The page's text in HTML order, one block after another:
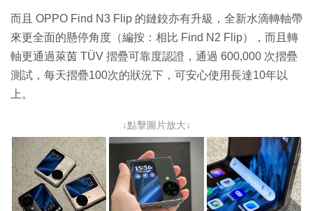
而且 OPPO Find N3 Flip 的鏈鉸亦有升級，全新水滴轉軸帶
來更全面的懸停角度（編按：相比 Find N2 Flip），而且轉
軸更通過萊茵 TÜV 摺疊可靠度認證，通過 600,000 次摺疊
測試，每天摺疊100次的狀況下，可安心使用長達10年以
上。
↓點擊圖片放大↓